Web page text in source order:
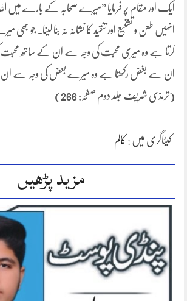
ایک اور مقام پر فرمایا ”میرے صحابہ کے بارے میں
انہیں طعن و تشنیع اور تنقید کا نشانہ نہ بنا لینا۔ جو
کرتا ہے وہ میری محبت کی وجہ سے ان کے ساتھ محبت
ان سے بغض رکھتا ہے وہ میرے بعض کی وجہ سے
(ترمذی شریف جلد دوم صفحہ: 266)
کیٹاگری میں : کالم
مزید پڑھیں